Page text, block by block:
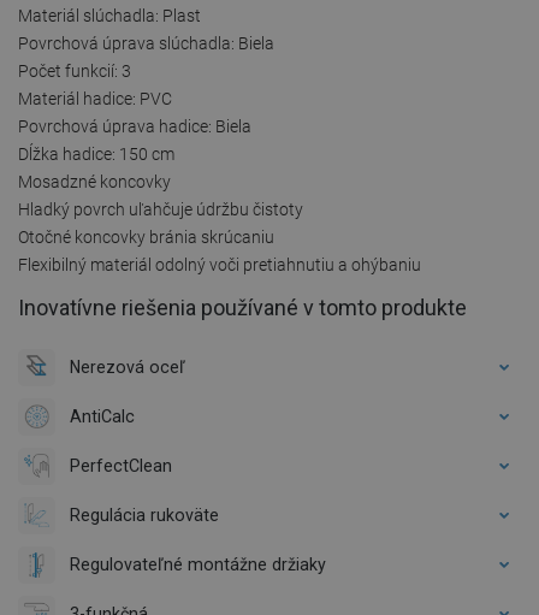
Materiál slúchadla: Plast
Povrchová úprava slúchadla: Biela
Počet funkcií: 3
Materiál hadice: PVC
Povrchová úprava hadice: Biela
Dĺžka hadice: 150 cm
Mosadzné koncovky
Hladký povrch uľahčuje údržbu čistoty
Otočné koncovky bránia skrúcaniu
Flexibilný materiál odolný voči pretiahnutiu a ohýbaniu
Inovatívne riešenia používané v tomto produkte
Nerezová oceľ
AntiCalc
PerfectClean
Regulácia rukoväte
Regulovateľné montážne držiaky